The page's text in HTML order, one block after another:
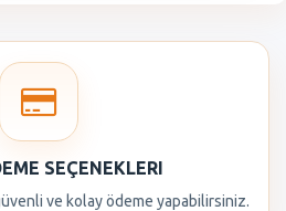
SEÇENEKLERI
ve kolay ödeme yapabilirsiniz.